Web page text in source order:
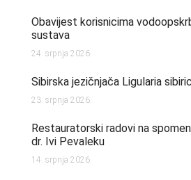
Obavijest korisnicima
sustava
24. srpnja 2026.
Sibirska jezičnjača Ligularia
23. srpnja 2026.
Restauratorski radovi na
dr. Ivi Pevaleku
14. srpnja 2026.